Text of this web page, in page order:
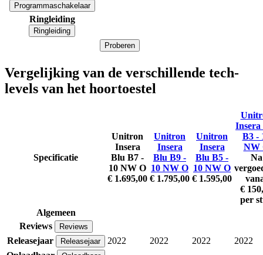
Programmaschakelaar
Ringleiding
Ringleiding
Proberen
Vergelijking van de verschillende tech-
levels van het hoortoestel
Specificatie
Unitron
Insera
Blu B7 -
10 NW O
€ 1.695,00
Unitron
Insera
Blu B9 -
10 NW O
€ 1.795,00
Unitron
Insera
Blu B5 -
10 NW O
€ 1.595,00
Insera
B3 -
NW
Na
€
per
Algemeen
Reviews
Reviews
Releasejaar Releasejaar 2022 2022 2022
2022